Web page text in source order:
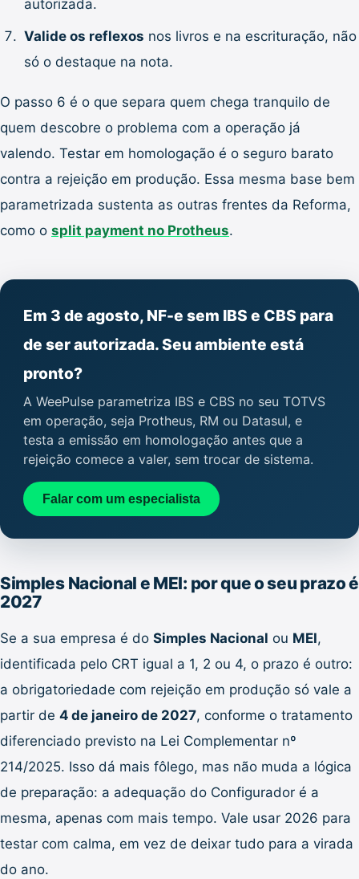
autorizada.
Valide os reflexos nos livros e na escrituração, não
só o destaque na nota.
O passo 6 é o que separa quem chega tranquilo de
quem descobre o problema com a operação já
valendo. Testar em homologação é o seguro barato
contra a rejeição em produção. Essa mesma base bem
parametrizada sustenta as outras frentes da Reforma,
como o split payment no Protheus.
Em 3 de agosto, NF-e sem IBS e CBS para
de ser autorizada. Seu ambiente está
pronto?
A WeePulse parametriza IBS e CBS no seu TOTVS
em operação, seja Protheus, RM ou Datasul, e
testa a emissão em homologação antes que a
rejeição comece a valer, sem trocar de sistema.
Falar com um especialista
Simples Nacional e MEI: por que o seu prazo é
2027
Se a sua empresa é do Simples Nacional ou MEI,
identificada pelo CRT igual a 1, 2 ou 4, o prazo é outro:
a obrigatoriedade com rejeição em produção só vale a
partir de 4 de janeiro de 2027, conforme o tratamento
diferenciado previsto na Lei Complementar nº
214/2025. Isso dá mais fôlego, mas não muda a lógica
de preparação: a adequação do Configurador é a
mesma, apenas com mais tempo. Vale usar 2026 para
testar com calma, em vez de deixar tudo para a virada
do ano.